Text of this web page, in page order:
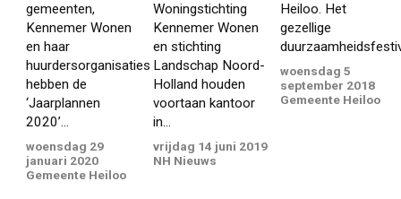
gemeenten,
Kennemer Wonen
en haar
huurdersorganisaties
hebben de
‘Jaarplannen
2020’...
woensdag 29
januari 2020
Gemeente Heiloo
Woningstichting
Kennemer Wonen
en stichting
Landschap Noord-
Holland houden
voortaan kantoor
in...
vrijdag 14 juni 2019
NH Nieuws
Heiloo. Het
gezellige
woensdag 5
september 2018
Gemeente Heiloo